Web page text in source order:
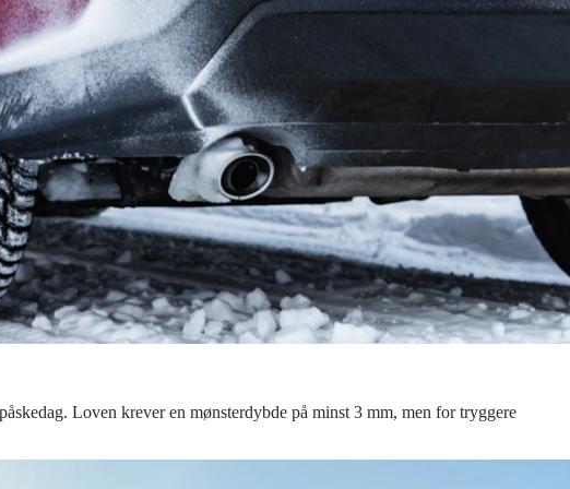
Loven krever en mønsterdybde på minst 3 mm, men for tryggere